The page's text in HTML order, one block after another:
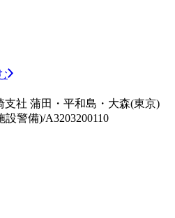
支社 蒲田・平和島・大森(東京)
警備)/A3203200110